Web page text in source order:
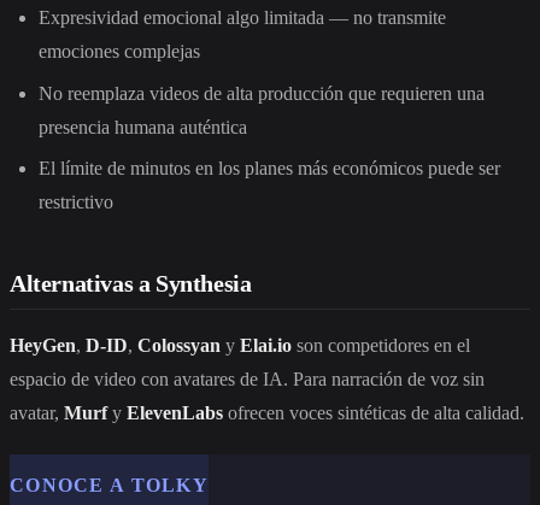
Expresividad emocional algo limitada — no transmite
emociones complejas
No reemplaza videos de alta producción que requieren una
presencia humana auténtica
El límite de minutos en los planes más económicos puede ser
restrictivo
Alternativas a Synthesia
HeyGen, D-ID, Colossyan y Elai.io son competidores en el
espacio de video con avatares de IA. Para narración de voz sin
avatar, Murfy ElevenLabs ofrecen voces sintéticas de alta calidad.
CONOCE A TOLKY